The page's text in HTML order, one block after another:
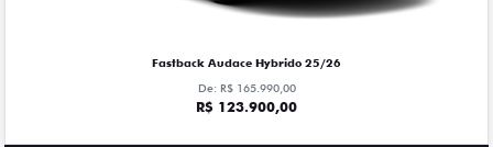
Fastback Audace Hybrido 25/26
De: R$ 165.990,00
R$ 123.900,00